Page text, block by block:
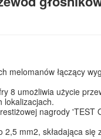
melomanów łączący
8 umożliwia użycie
lokalizacjach.
nagrody 'TEST
mm2, składająca się